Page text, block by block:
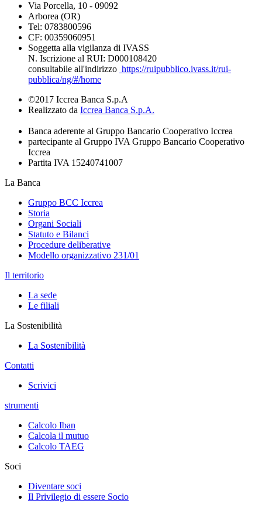
Via Porcella, 10 - 09092
Arborea (OR)
Tel: 0783800596
CF: 00359060951
Soggetta alla vigilanza di IVASS
N. Iscrizione al RUI: D000108420
consultabile all'indirizzo https://ruipubblico.ivass.it/rui-
pubblica/ng/#/home
©2017 Iccrea Banca S.p.A
Realizzato da Iccrea Banca S.p.A.
Banca aderente al Gruppo Bancario Cooperativo Iccrea
partecipante al Gruppo IVA Gruppo Bancario Cooperativo
Iccrea
Partita IVA 15240741007
La Banca
Gruppo BCC Iccrea
Storia
Organi Sociali
Statuto e Bilanci
Procedure deliberative
Modello organizzativo 231/01
Il territorio
La sede
Le filiali
La Sostenibilità
La Sostenibilità
Contatti
Scrivici
strumenti
Calcolo Iban
Calcola il mutuo
Calcolo TAEG
Soci
Diventare soci
Il Privilegio di essere Socio